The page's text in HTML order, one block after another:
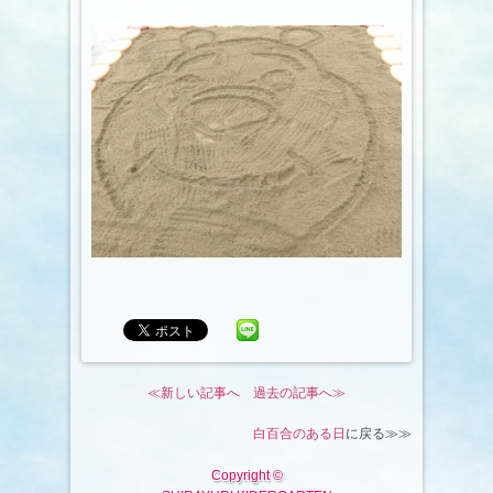
≪新しい記事へ 過去の記事へ≫
白百合のある日 に戻る≫≫
Copyright ©